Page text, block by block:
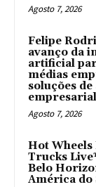
Agosto 7, 2026
Felipe
avanço da
artificial
médias
soluções
empresarial
Agosto 7, 2026
Hot
Trucks
Belo
América do